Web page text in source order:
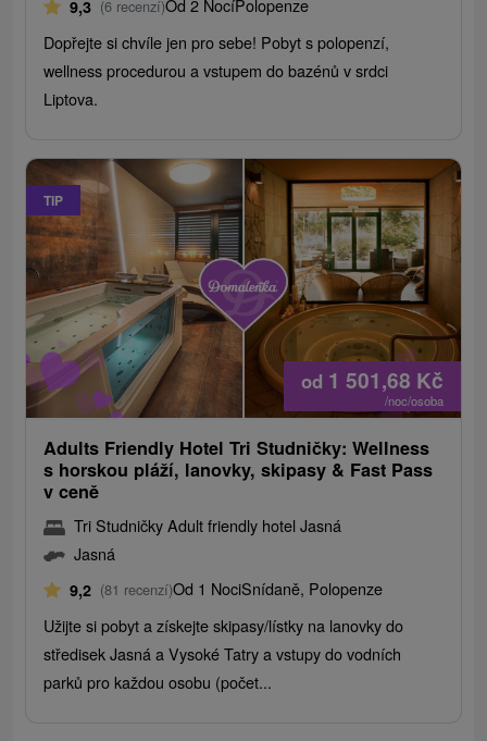
9,3 (6 recenzí)Od 2 NocíPolopenze
Dopřejte si chvíle jen pro sebe! Pobyt s polopenzí,
wellness procedurou a vstupem do bazénů v srdci
Liptova.
TIP
od 1 501,68 Kč
/noc/osoba
Adults Friendly Hotel Tri Studničky: Wellness
s horskou pláží, lanovky, skipasy & Fast Pass
v ceně
Tri Studničky Adult friendly hotel Jasná
Jasná
9,2 (81 recenzí)Od 1 NociSnídaně, Polopenze
Užijte si pobyt a získejte skipasy/lístky na lanovky do
středisek Jasná a Vysoké Tatry a vstupy do vodních
parků pro každou osobu (počet...